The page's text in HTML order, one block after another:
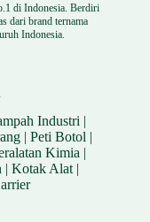
di Indonesia. Berdiri
dari brand ternama
Indonesia.
Industri |
|Peti Botol |
Kimia |
| Kotak Alat|